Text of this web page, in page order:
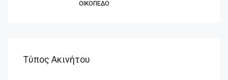
ΟΙΚΌΠΕΔΟ
Τύπος Ακινήτου